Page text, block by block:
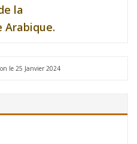
la
Arabique.
le 25 Janvier 2024